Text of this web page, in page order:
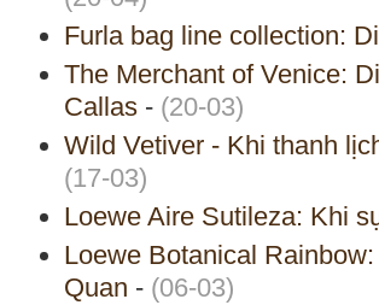
Furla bag line collection:
The Merchant of Venice:
Callas - (20-03)
Wild Vetiver - Khi thanh
(17-03)
Loewe Aire Sutileza: Khi
Loewe Botanical
Quan - (06-03)